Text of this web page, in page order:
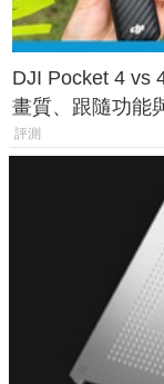
DJI Pocket 4 vs
畫質、跟隨功能
一次看懂兩台差異
評測